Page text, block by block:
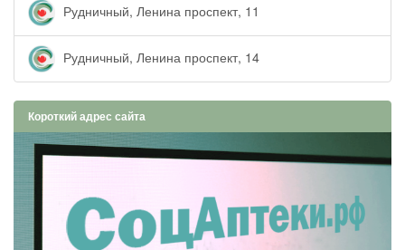
Рудничный, Ленина проспект, 11
Рудничный, Ленина проспект, 14
Короткий адрес сайта